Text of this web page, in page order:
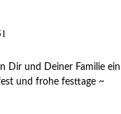
Dir und Deiner Familie
und frohe festtage ~